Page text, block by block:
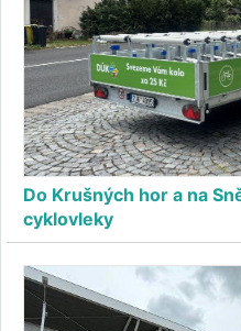
Do Krušných hor a na
cyklovleky